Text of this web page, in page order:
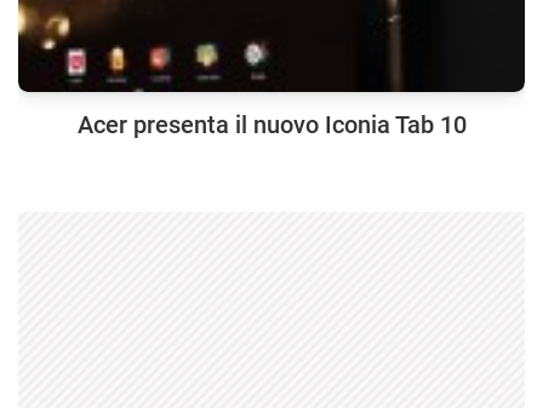
Acer presenta il nuovo Iconia Tab 10